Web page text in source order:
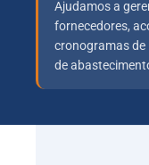
Ajudamos a
fornecedores,
cronogramas de
de